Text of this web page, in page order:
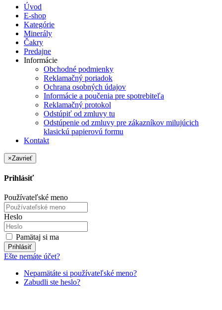
Úvod
E-shop
Kategórie
Minerály
Čakry
Predajne
Informácie
Obchodné podmienky
Reklamačný poriadok
Ochrana osobných údajov
Informácie a poučenia pre spotrebiteľa
Reklamačný protokol
Odstúpiť od zmluvy tu
Odstúpenie od zmluvy pre zákazníkov milujúcich
klasickú papierovú formu
Kontakt
×Zavrieť
Prihlásiť
Používateľské meno
Heslo
Pamätaj si ma
Prihlásiť
Ešte nemáte účet?
Nepamätáte si používateľské meno?
Zabudli ste heslo?